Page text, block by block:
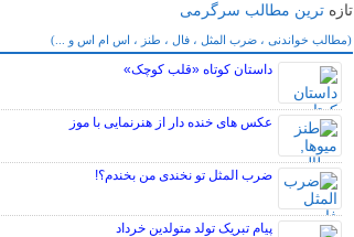
تازه ترین مطالب سرگرمی
(مطالب خواندنی ، ضرب المثل ، فال ، طنز ، اس ام اس و ...)
سایر مطالب سرگرمی
داستان کوتاه «قلب کوچک»
عکس های خنده دار از هنرنمایی با موز
ضرب المثل تو نخندی من بخندم؟!
پیام تبریک تولد متولدین خرداد